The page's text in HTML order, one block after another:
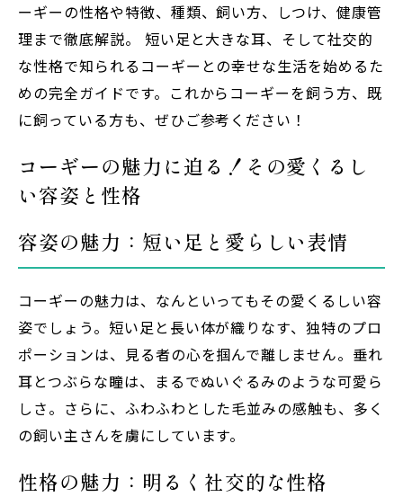
ーギーの性格や特徴、種類、飼い方、しつけ、健康管
理まで徹底解説。 短い足と大きな耳、そして社交的
な性格で知られるコーギーとの幸せな生活を始めるた
めの完全ガイドです。これからコーギーを飼う方、既
に飼っている方も、ぜひご参考ください！
コーギーの魅力に迫る！その愛くるし
い容姿と性格
容姿の魅力：短い足と愛らしい表情
コーギーの魅力は、なんといってもその愛くるしい容
姿でしょう。短い足と長い体が織りなす、独特のプロ
ポーションは、見る者の心を掴んで離しません。垂れ
耳とつぶらな瞳は、まるでぬいぐるみのような可愛ら
しさ。さらに、ふわふわとした毛並みの感触も、多く
の飼い主さんを虜にしています。
性格の魅力：明るく社交的な性格